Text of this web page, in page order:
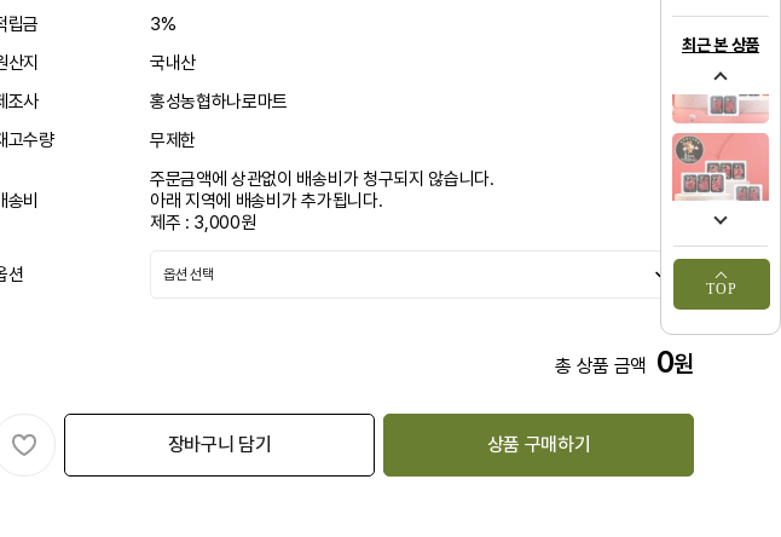
최근 본 상품
TOP
립금
3%
산지
국내산
조사
홍성농협하나로마트
고수량
무제한
송비
주문금액에 상관없이 배송비가 청구되지 않습니다.
아래 지역에 배송비가 추가됩니다.
제주 : 3,000원
션
총 상품 금액 0원
장바구니 담기 상품 구매하기